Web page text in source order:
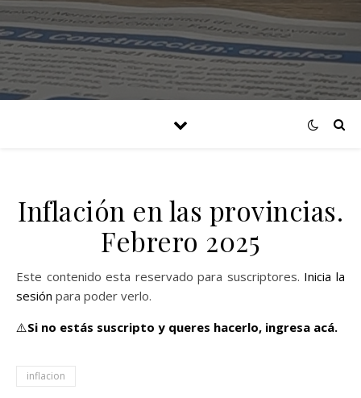
Inflación en las provincias.
Febrero 2025
Este contenido esta reservado para suscriptores. Inicia la
sesión para poder verlo.
⚠️Si no estás suscripto y queres hacerlo, ingresa acá.
inflacion